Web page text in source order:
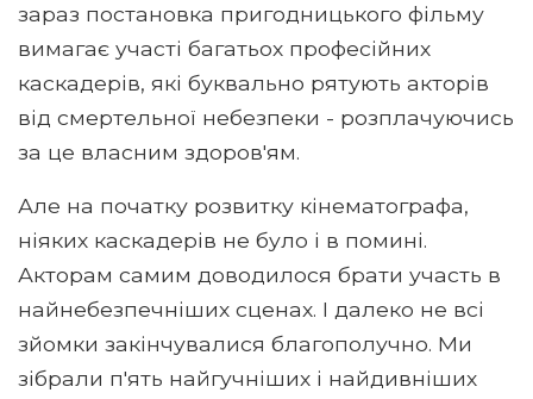
зараз постановка пригодницького фільму
вимагає участі багатьох професійних
каскадерів, які буквально рятують акторів
від смертельної небезпеки - розплачуючись
за це власним здоров'ям.
Але на початку розвитку кінематографа,
ніяких каскадерів не було і в помині.
Акторам самим доводилося брати участь в
найнебезпечніших сценах. І далеко не всі
зйомки закінчувалися благополучно. Ми
зібрали п'ять найгучніших і найдивніших